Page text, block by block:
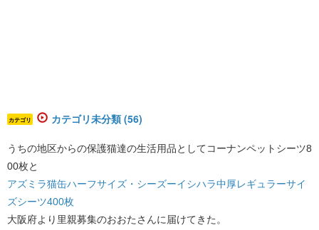
カテゴリ カテゴリ未分類 (56)
うちの地区からの保護猫達の生活用品としてコーナンペットシーツ8
00枚と
アズミラ猫缶ハーフサイズ・シーズーイシハラ中厚レギュラーサイ
ズシーツ400枚
大阪府より里親募集のおおたさんに届けてきた。